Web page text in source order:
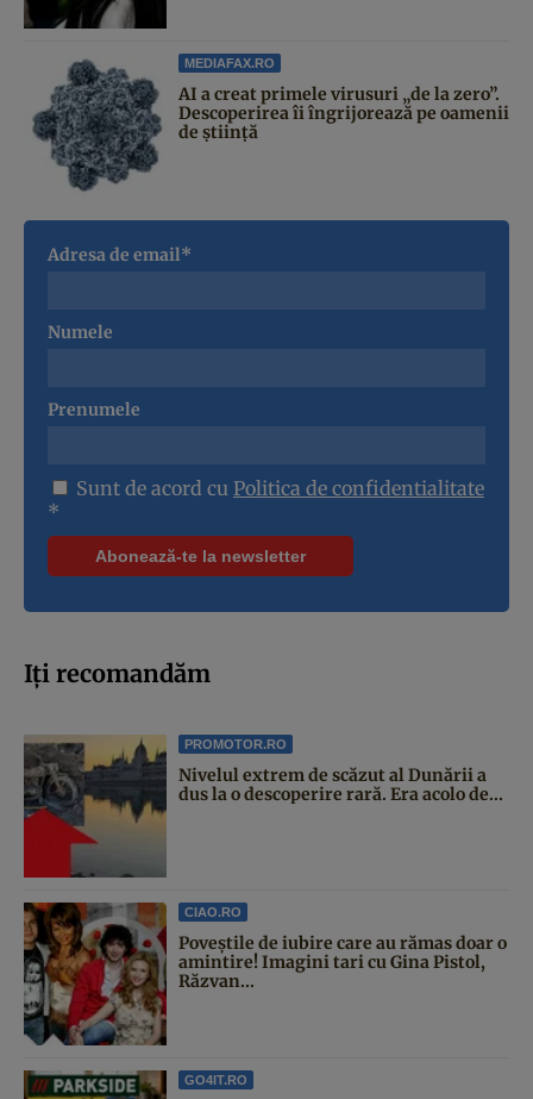
MEDIAFAX.RO
AI a creat primele virusuri „de la zero”.
Descoperirea îi îngrijorează pe oamenii
de știință
Adresa de email*
Numele
Prenumele
Sunt de acord cu Politica de confidentialitate
*
Iți recomandăm
PROMOTOR.RO
Nivelul extrem de scăzut al Dunării a
dus la o descoperire rară. Era acolo de...
CIAO.RO
Poveştile de iubire care au rămas doar o
amintire! Imagini tari cu Gina Pistol,
Răzvan...
GO4IT.RO